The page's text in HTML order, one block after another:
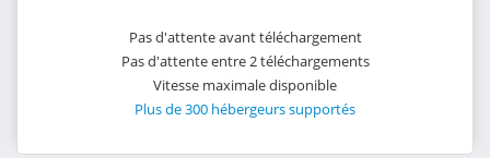
Pas d'attente avant téléchargement
Pas d'attente entre 2 téléchargements
Vitesse maximale disponible
Plus de 300 hébergeurs supportés